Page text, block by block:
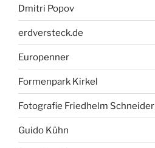
Dmitri Popov
erdversteck.de
Europenner
Formenpark Kirkel
Fotografie Friedhelm Schneider
Guido Kühn